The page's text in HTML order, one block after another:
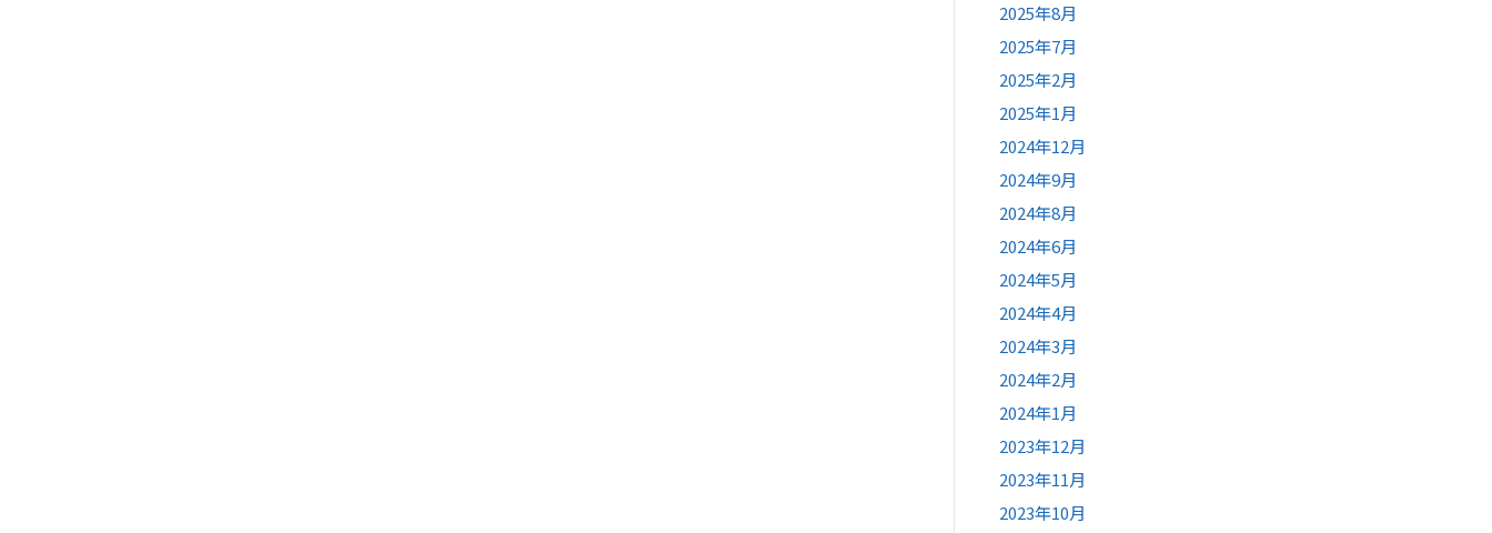
2025年8月
2025年7月
2025年2月
2025年1月
2024年12月
2024年9月
2024年8月
2024年6月
2024年5月
2024年4月
2024年3月
2024年2月
2024年1月
2023年12月
2023年11月
2023年10月